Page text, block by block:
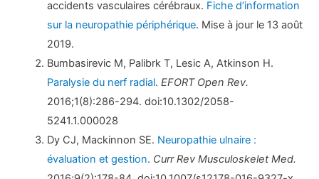
accidents vasculaires cérébraux. Fiche d’information
sur la neuropathie périphérique. Mise à jour le 13 août
2019.
Bumbasirevic M, Palibrk T, Lesic A, Atkinson H.
Paralysie du nerf radial.EFORT Open Rev.
2016;1(8):286-294. doi:10.1302/2058-
5241.1.000028
Dy CJ, Mackinnon SE. Neuropathie ulnaire :
évaluation et gestion. Curr Rev Musculoskelet Med.